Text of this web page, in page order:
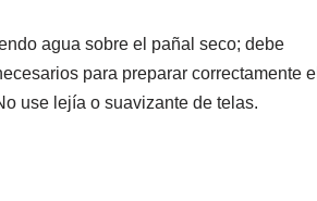
agua sobre el pañal seco; debe
para preparar correctamente el
use lejía o suavizante de telas.